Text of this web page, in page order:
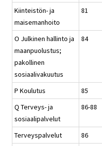
Kiinteistön- ja
maisemanhoito
81
O Julkinen hallinto ja
maanpuolustus;
pakollinen
sosiaalivakuutus
84
P Koulutus
85
Q Terveys- ja
sosiaalipalvelut
86-88
Terveyspalvelut
86